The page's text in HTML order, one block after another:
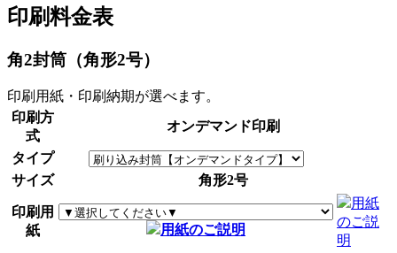
印刷料金表
角2封筒（角形2号）
印刷用紙・印刷納期が選べます。
印刷方
式
オンデマンド印刷
タイプ
サイズ
角形2号
印刷用
紙
用紙のご説明
用紙
のご説
明